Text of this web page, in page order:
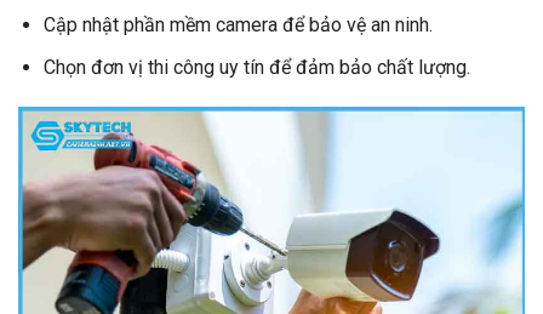
Cập nhật phần mềm camera để bảo vệ an ninh.
Chọn đơn vị thi công uy tín để đảm bảo chất lượng.